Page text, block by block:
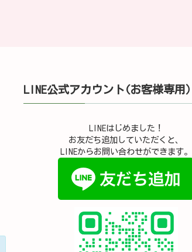
LINE公式アカウント(お客様専用）
LINEはじめました！
お友だち追加していただくと、
LINEからお問い合わせができます。